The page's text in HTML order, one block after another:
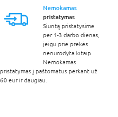
Nemokamas
pristatymas
Siuntą pristatysime
per 1-3 darbo dienas,
jeigu prie prekės
nenurodyta kitaip.
Nemokamas
pristatymas į paštomatus perkant už
60 eur ir daugiau.